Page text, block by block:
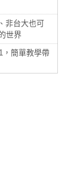
非台大也可
世界
，簡單教學帶